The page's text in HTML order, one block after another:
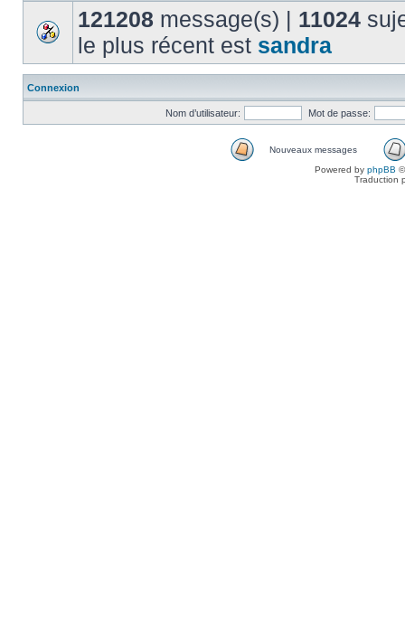
121208 message(s) | 11024
le plus récent est sandra
Connexion
Nom d’utilisateur: Mot de passe:
Nouveaux messages
Powered by phpBB
Traduction